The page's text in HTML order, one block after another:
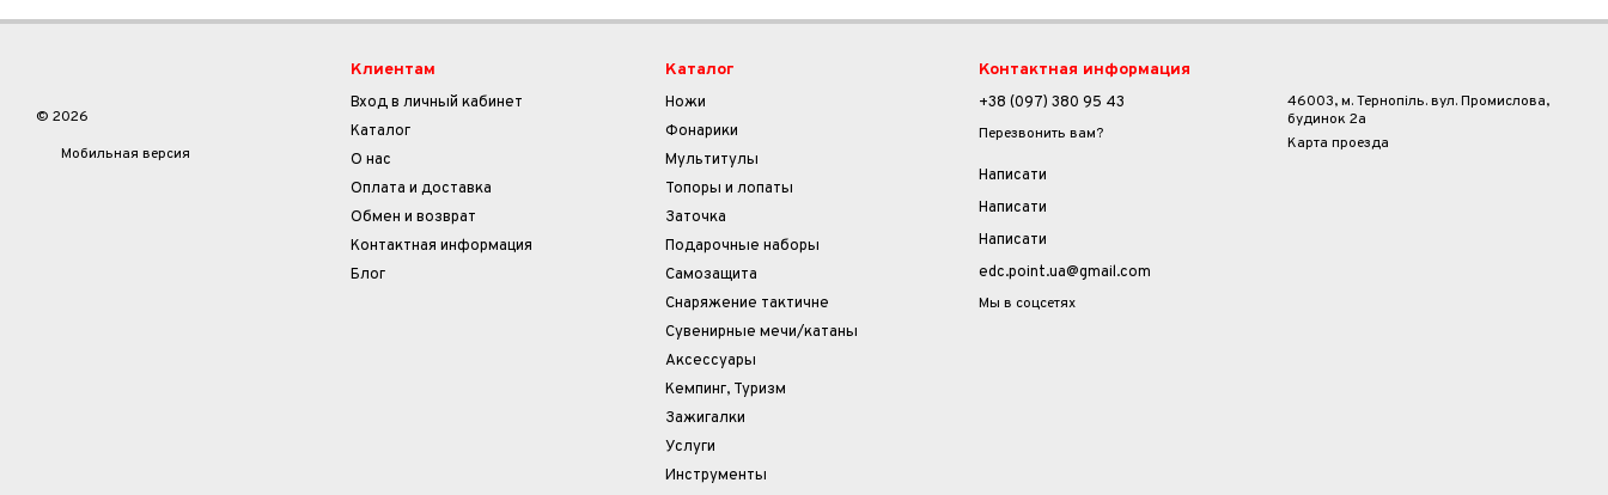
© 2026
Мобильная версия
Клиентам
Вход в личный кабинет
Каталог
О нас
Оплата и доставка
Обмен и возврат
Контактная информация
Блог
Каталог
Ножи
Фонарики
Мультитулы
Топоры и лопаты
Заточка
Подарочные наборы
Самозащита
Снаряжение тактичне
Сувенирные мечи/катаны
Аксессуары
Кемпинг, Туризм
Зажигалки
Услуги
Инструменты
Контактная информация
+38 (097) 380 95 43
Перезвонить вам?
Написати
Написати
Написати
edc.point.ua@gmail.com
46003, м. Тернопіль. вул. Промислова,
будинок 2а
Карта проезда
Мы в соцсетях